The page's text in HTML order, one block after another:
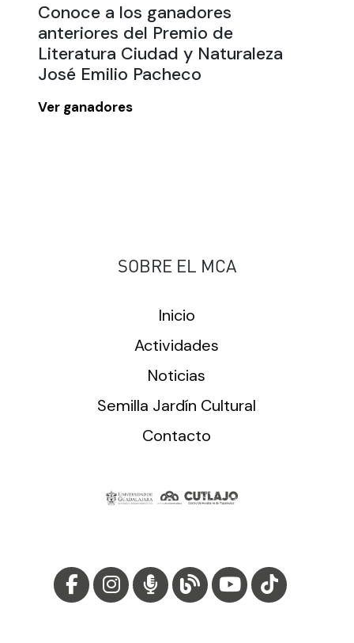
Conoce a los ganadores
anteriores del Premio de
Literatura Ciudad y Naturaleza
José Emilio Pacheco
Ver ganadores
SOBRE EL MCA
Inicio
Actividades
Noticias
Semilla Jardín Cultural
Contacto